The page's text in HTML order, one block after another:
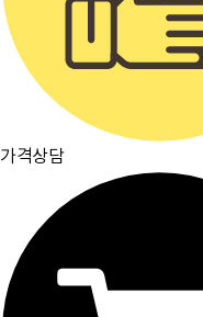
가격상담
이용약관
[뮤플닷컴]
경기도 하남시 미사강변서로 16 하
대표이사 : 오세준
전화번호 : 02) 2057-7401~4
분쟁조정기관표시 : 소비자보호원, 전자거래분